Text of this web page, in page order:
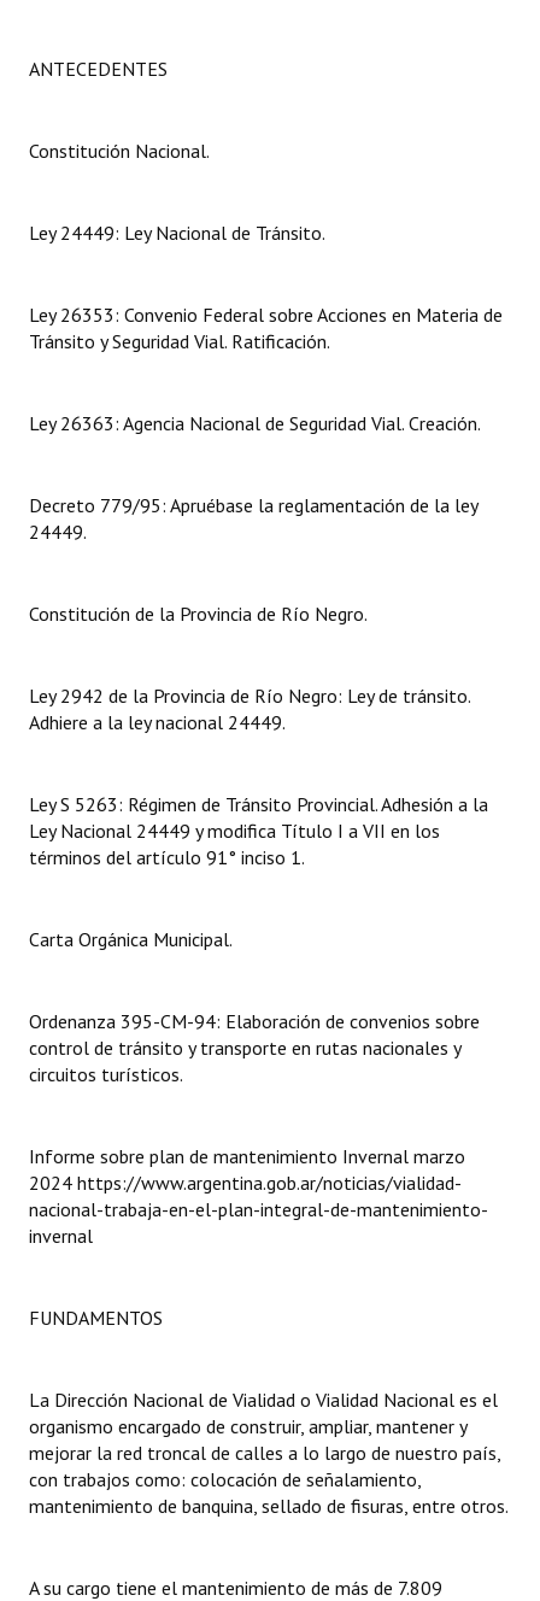
Digesto
Informes de Gestión
Dictámenes Asesoría Letrada
Informes de Unidad Coordinadora
Actas de Audiencias Públicas
Comunicaciones
Resoluciones
Resoluciones de Presidencia
Noticias Destacadas
Registros y Distinciones
Premio al Mérito - Registro
Audiencias Públicas - Registro
Periodistas Decanos - Registro
Banca del Vecino - Registro
Huéspedes de Honor - Registro
Antiguos Pobladores - Registro
ANTECEDENTES
Constitución Nacional.
Ley 24449: Ley Nacional de Tránsito.
Ley 26353: Convenio Federal sobre Acciones en Materia de
Tránsito y Seguridad Vial. Ratificación.
Ley 26363: Agencia Nacional de Seguridad Vial. Creación.
Decreto 779/95: Apruébase la reglamentación de la ley
24449.
Constitución de la Provincia de Río Negro.
Ley 2942 de la Provincia de Río Negro: Ley de tránsito.
Adhiere a la ley nacional 24449.
Ley S 5263: Régimen de Tránsito Provincial. Adhesión a la
Ley Nacional 24449 y modifica Título I a VII en los
términos del artículo 91° inciso 1.
Carta Orgánica Municipal.
Ordenanza 395-CM-94: Elaboración de convenios sobre
control de tránsito y transporte en rutas nacionales y
circuitos turísticos.
Informe sobre plan de mantenimiento Invernal marzo
2024 https://www.argentina.gob.ar/noticias/vialidad-
nacional-trabaja-en-el-plan-integral-de-mantenimiento-
invernal
FUNDAMENTOS
La Dirección Nacional de Vialidad o Vialidad Nacional es el
organismo encargado de construir, ampliar, mantener y
mejorar la red troncal de calles a lo largo de nuestro país,
con trabajos como: colocación de señalamiento,
mantenimiento de banquina, sellado de fisuras, entre otros.
A su cargo tiene el mantenimiento de más de 7.809